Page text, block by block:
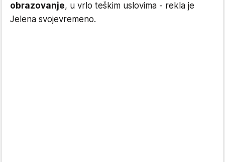
obrazovanje, u vrlo teškim uslovima - rekla je
Jelena svojevremeno.